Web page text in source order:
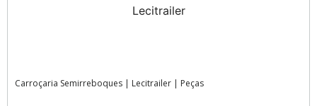
Carroçaria Semirreboques | Lecitrailer | Peças